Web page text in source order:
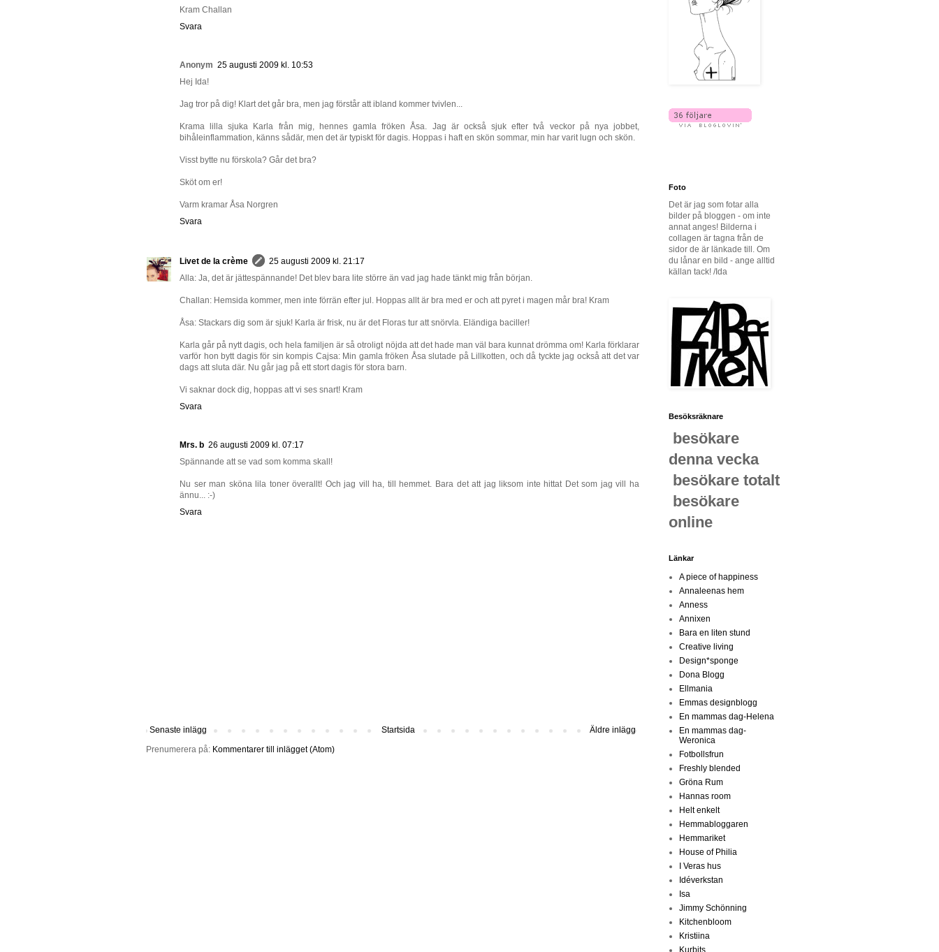
Kram Challan
Svara
Anonym 25 augusti 2009 kl. 10:53
Hej Ida!
Jag tror på dig! Klart det går bra, men jag förstår att ibland kommer tvivlen...
Krama lilla sjuka Karla från mig, hennes gamla fröken Åsa. Jag är också sjuk efter två veckor på nya jobbet,
bihåleinflammation, känns sådär, men det är typiskt för dagis. Hoppas i haft en skön sommar, min har varit lugn och skön.
Visst bytte nu förskola? Går det bra?
Sköt om er!
Varm kramar Åsa Norgren
Svara
Livet de la crème
25 augusti 2009 kl. 21:17
Alla: Ja, det är jättespännande! Det blev bara lite större än vad jag hade tänkt mig från början.
Challan: Hemsida kommer, men inte förrän efter jul. Hoppas allt är bra med er och att pyret i magen mår bra! Kram
Åsa: Stackars dig som är sjuk! Karla är frisk, nu är det Floras tur att snörvla. Eländiga baciller!
Karla går på nytt dagis, och hela familjen är så otroligt nöjda att det hade man väl bara kunnat drömma om! Karla förklarar
varför hon bytt dagis för sin kompis Cajsa: Min gamla fröken Åsa slutade på Lillkotten, och då tyckte jag också att det var
dags att sluta där. Nu går jag på ett stort dagis för stora barn.
Vi saknar dock dig, hoppas att vi ses snart! Kram
Svara
Mrs. b 26 augusti 2009 kl. 07:17
Spännande att se vad som komma skall!
Nu ser man sköna lila toner överallt! Och jag vill ha, till hemmet. Bara det att jag liksom inte hittat Det som jag vill ha
ännu... :-)
Svara
Senaste inlägg Äldre inlägg
Startsida
Prenumerera på: Kommentarer till inlägget (Atom)
Foto
Det är jag som fotar alla
bilder på bloggen - om inte
annat anges! Bilderna i
collagen är tagna från de
sidor de är länkade till. Om
du lånar en bild - ange alltid
källan tack! /Ida
Besöksräknare
besökare
denna vecka
besökare totalt
besökare
online
Länkar
A piece of happiness
Annaleenas hem
Anness
Annixen
Bara en liten stund
Creative living
Design*sponge
Dona Blogg
Ellmania
Emmas designblogg
En mammas dag-Helena
En mammas dag-
Weronica
Fotbollsfrun
Freshly blended
Gröna Rum
Hannas room
Helt enkelt
Hemmabloggaren
Hemmariket
House of Philia
I Veras hus
Idéverkstan
Isa
Jimmy Schönning
Kitchenbloom
Kristiina
Kurbits